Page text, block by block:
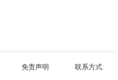
免责声明 联系方式